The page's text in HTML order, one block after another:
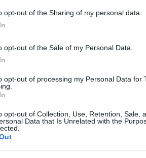
opt-out of the Sharing of my personal data.
opt-out of the Sale of my Personal Data.
opt-out of processing my Personal Data for
opt-out of Collection, Use, Retention, Sale,
Data that Is Unrelated with the
dømt for
egen utøver Andrejs
skjedde i forkant av single
av skadene han pådro seg,
skadet skulder.
han ute for resten av